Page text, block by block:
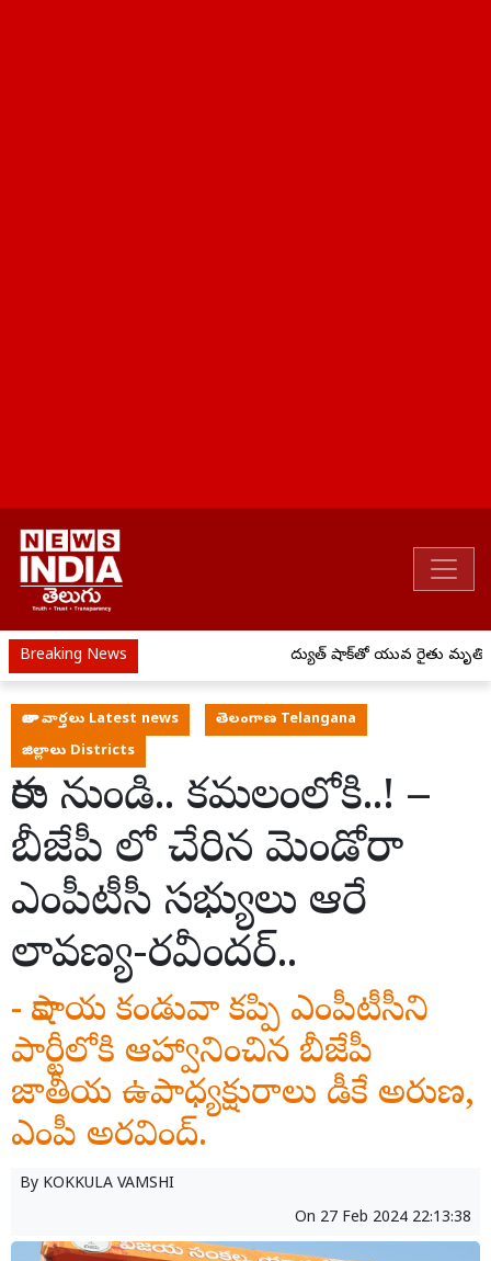
Breaking News విద్యుత్ షాక్‌తో యువ రైతు మృతి
తాజా వార్తలు Latest news
తెలంగాణ Telangana
జిల్లాలు Districts
కారు నుండి.. కమలంలోకి..! ౼
బీజేపీ లో చేరిన మెండోరా
ఎంపీటీసీ సభ్యులు ఆరే
లావణ్య-రవీందర్..
- కాషాయ కండువా కప్పి ఎంపీటీసీని
పార్టీలోకి ఆహ్వానించిన బీజేపీ
జాతీయ ఉపాధ్యక్షురాలు డీకే అరుణ,
ఎంపీ అరవింద్.
By KOKKULA VAMSHI
On 27 Feb 2024 22:13:38